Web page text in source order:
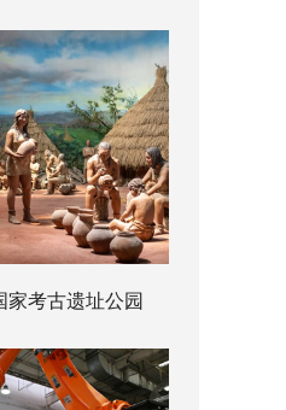
家考古遗址公园